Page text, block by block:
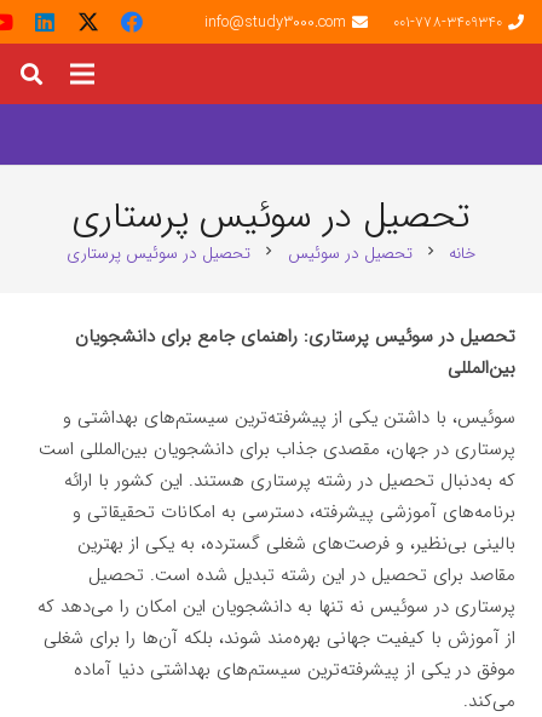
001-778-3409340
info@study3000.com
تحصیل در سوئیس پرستاری
خانه chevron_right تحصیل در سوئیس chevron_right تحصیل در سوئیس پرستاری
تحصیل در سوئیس پرستاری: راهنمای جامع برای دانشجویان
بین‌المللی
سوئیس، با داشتن یکی از پیشرفته‌ترین سیستم‌های بهداشتی و
پرستاری در جهان، مقصدی جذاب برای دانشجویان بین‌المللی است
که به‌دنبال تحصیل در رشته پرستاری هستند. این کشور با ارائه
برنامه‌های آموزشی پیشرفته، دسترسی به امکانات تحقیقاتی و
بالینی بی‌نظیر، و فرصت‌های شغلی گسترده، به یکی از بهترین
مقاصد برای تحصیل در این رشته تبدیل شده است. تحصیل
پرستاری در سوئیس نه تنها به دانشجویان این امکان را می‌دهد که
از آموزش با کیفیت جهانی بهره‌مند شوند، بلکه آن‌ها را برای شغلی
موفق در یکی از پیشرفته‌ترین سیستم‌های بهداشتی دنیا آماده
می‌کند.